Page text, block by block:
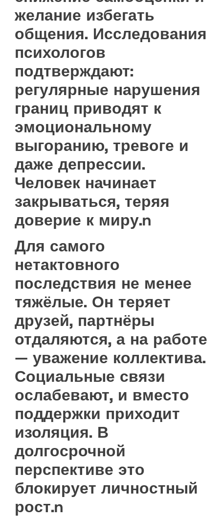
желание избегать
общения. Исследования
психологов
подтверждают:
регулярные нарушения
границ приводят к
эмоциональному
выгоранию, тревоге и
даже депрессии.
Человек начинает
закрываться, теряя
доверие к миру.n
Для самого
нетактовного
последствия не менее
тяжёлые. Он теряет
друзей, партнёры
отдаляются, а на работе
— уважение коллектива.
Социальные связи
ослабевают, и вместо
поддержки приходит
изоляция. В
долгосрочной
перспективе это
блокирует личностный
рост.n